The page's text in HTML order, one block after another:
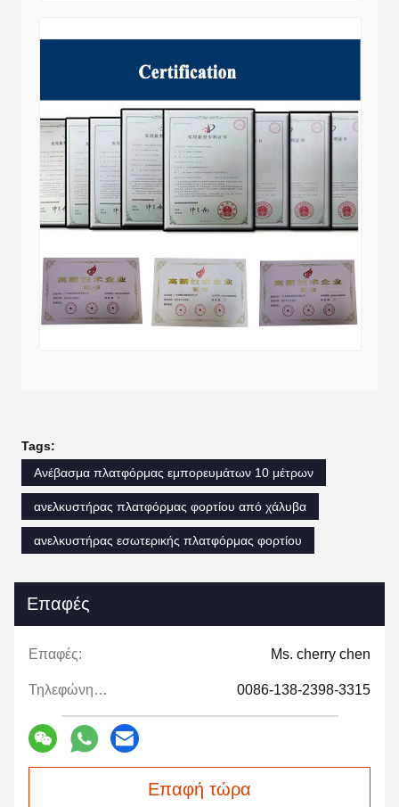
Tags:
Ανέβασμα πλατφόρμας εμπορευμάτων 10 μέτρων
ανελκυστήρας πλατφόρμας φορτίου από χάλυβα
ανελκυστήρας εσωτερικής πλατφόρμας φορτίου
Επαφές
Επαφές: Ms. cherry chen
Τηλεφώνημα: 0086-138-2398-3315
Επαφή τώρα